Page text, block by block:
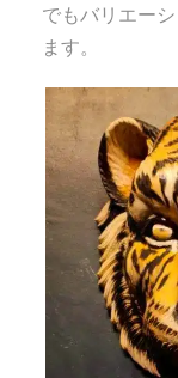
でもバリエー
ます。